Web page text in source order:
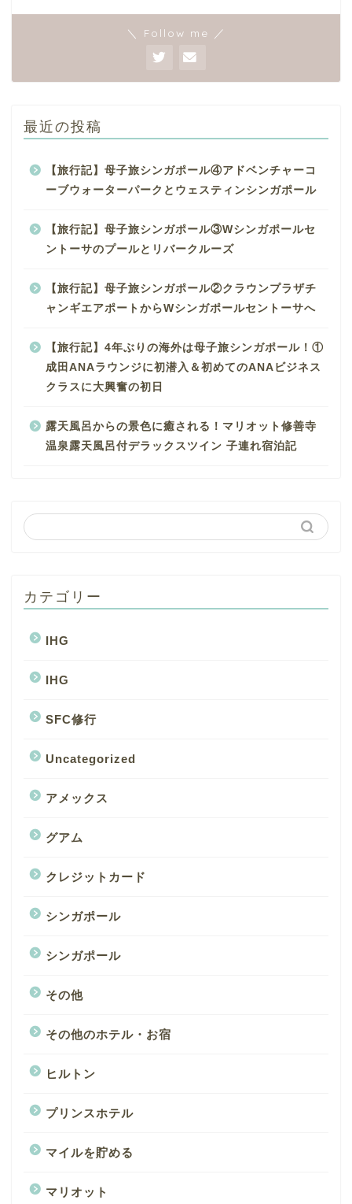
＼ Follow me ／
最近の投稿
【旅行記】母子旅シンガポール④アドベンチャーコ
ーブウォーターパークとウェスティンシンガポール
【旅行記】母子旅シンガポール③Wシンガポールセ
ントーサのプールとリバークルーズ
【旅行記】母子旅シンガポール②クラウンプラザチ
ャンギエアポートからWシンガポールセントーサへ
【旅行記】4年ぶりの海外は母子旅シンガポール！①
成田ANAラウンジに初潜入＆初めてのANAビジネス
クラスに大興奮の初日
露天風呂からの景色に癒される！マリオット修善寺
温泉露天風呂付デラックスツイン 子連れ宿泊記
カテゴリー
IHG
IHG
SFC修行
Uncategorized
アメックス
グアム
クレジットカード
シンガポール
シンガポール
その他
その他のホテル・お宿
ヒルトン
プリンスホテル
マイルを貯める
マリオット